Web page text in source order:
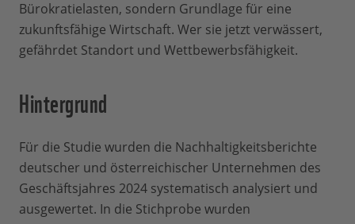
Bürokratielasten, sondern Grundlage für eine
zukunftsfähige Wirtschaft. Wer sie jetzt verwässert,
gefährdet Standort und Wettbewerbsfähigkeit.
Hintergrund
Für die Studie wurden die Nachhaltigkeitsberichte
deutscher und österreichischer Unternehmen des
Geschäftsjahres 2024 systematisch analysiert und
ausgewertet. In die Stichprobe wurden